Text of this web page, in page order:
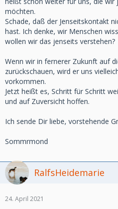
möchten.
Schade, daß der Jenseitskontakt
hast. Ich denke, wir Menschen
wollen wir das jenseits verstehen?
Wenn wir in fernerer Zukunft auf
zurückschauen, wird er uns
vorkommen.
Jetzt heißt es, Schritt für Schritt
und auf Zuversicht hoffen.
Ich sende Dir liebe, vorstehende
Sommrmond
RalfsHeidemarie
24. April 2021